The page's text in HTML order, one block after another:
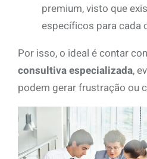
premium, visto que
específicos para cada
Por isso, o ideal é contar
consultiva especializada,
podem gerar frustração ou